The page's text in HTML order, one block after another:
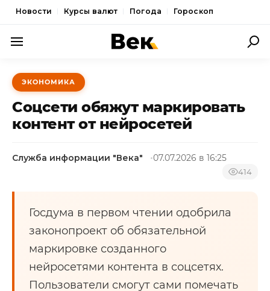
Новости Курсы валют Погода Гороскоп
ПОЛИТИКА
ЭКОНОМИКА
ОБЩЕСТВО
КУЛЬТУРА
НОВОСТИ
ЭКОНОМИКА
Соцсети обяжут маркировать
контент от нейросетей
Служба информации "Века" 07.07.2026 в 16:25
414
Госдума в первом чтении одобрила
законопроект об обязательной
маркировке созданного
нейросетями контента в соцсетях.
Пользователи смогут сами помечать